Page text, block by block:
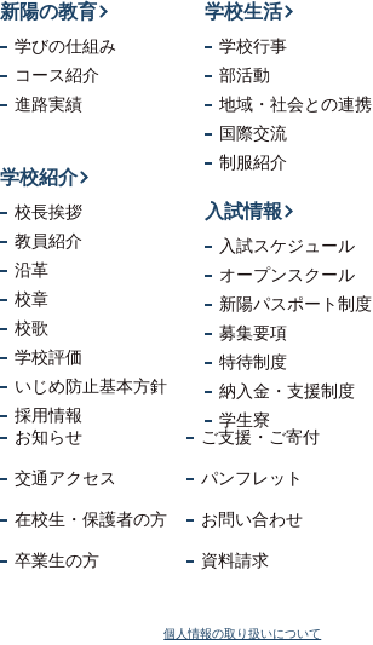
新陽の教育
学びの仕組み
コース紹介
進路実績
学校生活
学校行事
部活動
地域・社会との連携
国際交流
制服紹介
学校紹介
校長挨拶
教員紹介
沿革
校章
校歌
学校評価
いじめ防止基本方針
採用情報
入試情報
入試スケジュール
オープンスクール
新陽パスポート制度
募集要項
特待制度
納入金・支援制度
学生寮
お知らせ
交通アクセス
在校生・保護者の方
卒業生の方
ご支援・ご寄付
パンフレット
お問い合わせ
資料請求
個人情報の取り扱いについて